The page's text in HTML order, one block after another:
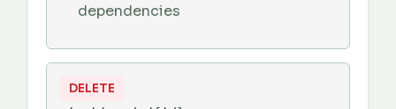
dependencies
DELETE